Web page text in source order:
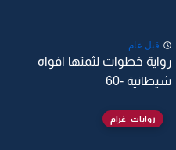
قبل عام
رواية خطوات لثمتها افواه
شيطانية -60
روايات_غرام